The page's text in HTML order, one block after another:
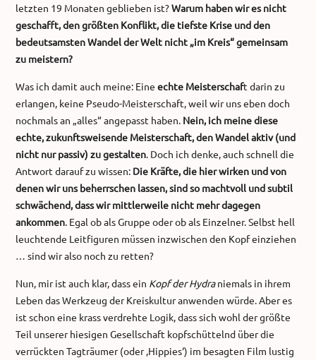
letzten 19 Monaten geblieben ist?Warum haben wir es nicht
geschafft, den größten Konflikt, die tiefste Krise und den
bedeutsamsten Wandel der Welt nicht „im Kreis“ gemeinsam
zu meistern?
Was ich damit auch meine: Eine echte Meisterschaft darin zu
erlangen, keine Pseudo-Meisterschaft, weil wir uns eben doch
nochmals an „alles“ angepasst haben. Nein, ich meine diese
echte, zukunftsweisende Meisterschaft, den Wandel aktiv (und
nicht nur passiv) zu gestalten. Doch ich denke, auch schnell die
Antwort darauf zu wissen: Die Kräfte, die hier wirken und von
denen wir uns beherrschen lassen, sind so machtvoll und subtil
schwächend, dass wir mittlerweile nicht mehr dagegen
ankommen. Egal ob als Gruppe oder ob als Einzelner. Selbst hell
leuchtende Leitfiguren müssen inzwischen den Kopf einziehen
… sind wir also noch zu retten?
Nun, mir ist auch klar, dass ein Kopf der Hydraniemals in ihrem
Leben das Werkzeug der Kreiskultur anwenden würde. Aber es
ist schon eine krass verdrehte Logik, dass sich wohl der größte
Teil unserer hiesigen Gesellschaft kopfschüttelnd über die
verrückten Tagträumer (oder ‚Hippies‘) im besagten Film lustig